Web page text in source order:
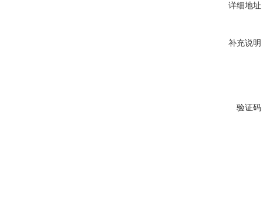
详细地址
补充说明
验证码